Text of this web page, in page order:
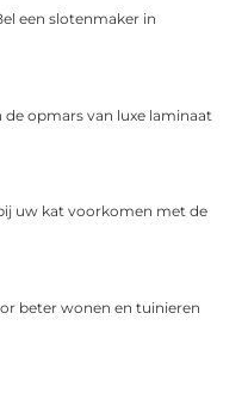
een slotenmaker in
opmars van luxe laminaat
uw kat voorkomen met de
beter wonen en tuinieren